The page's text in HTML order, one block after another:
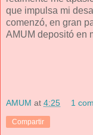
que impulsa mi
comenzó, en gran
AMUM depositó en
AMUM at 4:25 1
Compartir